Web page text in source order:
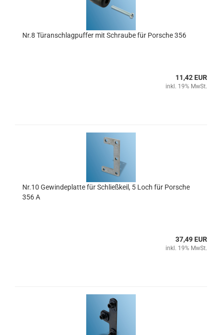
Nr.8 Türanschlagpuffer mit Schraube für Porsche 356
11,42 EUR
inkl. 19% MwSt.
Nr.10 Gewindeplatte für Schließkeil, 5 Loch für Porsche
356 A
37,49 EUR
inkl. 19% MwSt.